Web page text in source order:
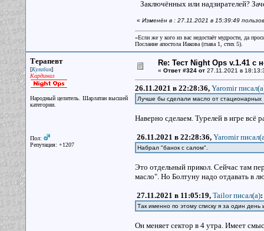
Заключённых или надзирателей?
« Изменён в : 27.11.2021 в 15:39:49
«Если же у кого из вас недостаёт мудрости, да
Послание апостола Иакова (глава 1, стих 5).
Терапевт
[Кулибин]
Кардинал
Народный целитель. Шарлатан высшей
категории.
Пол:
Репутация: +1207
Re: Тест Night Ops v.1.41 с
« Ответ #324 от27.11.2021 в
26.11.2021 в 22:28:36, Yaromir
Лучше бы сделали масло от стационарных
Наверно сделаем. Турелей в игре всё
26.11.2021 в 22:28:36, Yaromir
Набрал "банок с салом".
Это отдельный прикол. Сейчас там
масло". Но Болтуну надо отдавать в
27.11.2021 в 11:05:19, Tailor писал(a):
Так именно по этому списку я за один
Он меняет сектор в 4 утра. Имеет